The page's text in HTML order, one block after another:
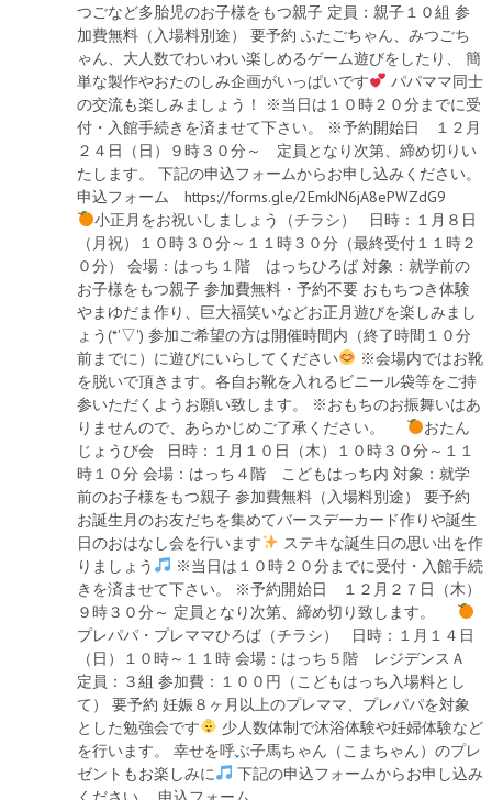
つごなど多胎児のお子様をもつ親子 定員：親子１０組 参
加費無料（入場料別途） 要予約 ふたごちゃん、みつごち
ゃん、大人数でわいわい楽しめるゲーム遊びをしたり、 簡
単な製作やおたのしみ企画がいっぱいです
パパママ同士
の交流も楽しみましょう！ ※当日は１０時２０分までに受
付・入館手続きを済ませて下さい。 ※予約開始日 １２月
２４日（日）９時３０分～ 定員となり次第、締め切りい
たします。 下記の申込フォームからお申し込みください。
申込フォーム https://forms.gle/2EmkJN6jA8ePWZdG9
小正月をお祝いしましょう（チラシ） 日時：１月８日
（月祝）１０時３０分～１１時３０分（最終受付１１時２
０分） 会場：はっち１階 はっちひろば 対象：就学前の
お子様をもつ親子 参加費無料・予約不要 おもちつき体験
やまゆだま作り、巨大福笑いなどお正月遊びを楽しみまし
ょう(*'▽') 参加ご希望の方は開催時間内（終了時間１０分
前までに）に遊びにいらしてください
※会場内ではお靴
を脱いで頂きます。各自お靴を入れるビニール袋等をご持
参いただくようお願い致します。 ※おもちのお振舞いはあ
りませんので、あらかじめご了承ください。
おたん
じょうび会 日時：１月１０日（木）１０時３０分～１１
時１０分 会場：はっち４階 こどもはっち内 対象：就学
前のお子様をもつ親子 参加費無料（入場料別途） 要予約
お誕生月のお友だちを集めてバースデーカード作りや誕生
日のおはなし会を行います
ステキな誕生日の思い出を作
りましょう
※当日は１０時２０分までに受付・入館手続
きを済ませて下さい。 ※予約開始日 １２月２７日（木）
９時３０分～ 定員となり次第、締め切り致します。
プレパパ・プレママひろば（チラシ） 日時：１月１４日
（日）１０時～１１時 会場：はっち５階 レジデンスＡ
定員：３組 参加費：１００円（こどもはっち入場料とし
て） 要予約 妊娠８ヶ月以上のプレママ、プレパパを対象
とした勉強会です
少人数体制で沐浴体験や妊婦体験など
を行います。 幸せを呼ぶ子馬ちゃん（こまちゃん）のプレ
ゼントもお楽しみに
下記の申込フォームからお申し込み